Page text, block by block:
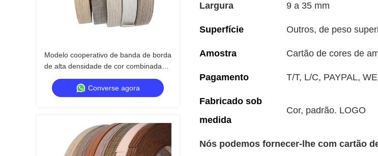
Modelo cooperativo de banda de borda
de alta densidade de cor combinada
com banda de borda branca para
marcas domésticas de luxo
Converse agora
Largura 9 a 35 mm
Superfície Outros, de peso
Amostra Cartão de cores de
Pagamento T/T, L/C, PAYPAL,
Fabricado sob
medida
Cor, padrão. LOGO
Nós podemos fornecer-lhe com cartão